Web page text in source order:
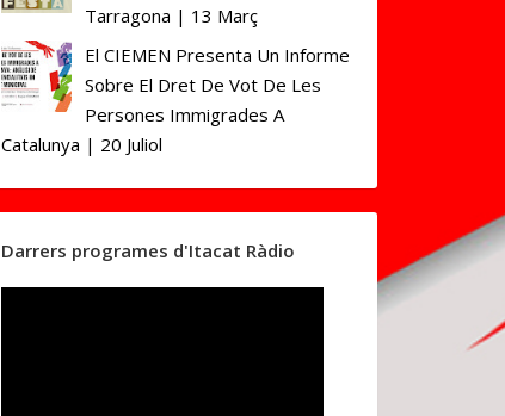
Tarragona | 13 Març
El CIEMEN Presenta Un Informe
Sobre El Dret De Vot De Les
Persones Immigrades A
Catalunya | 20 Juliol
Darrers programes d'Itacat Ràdio